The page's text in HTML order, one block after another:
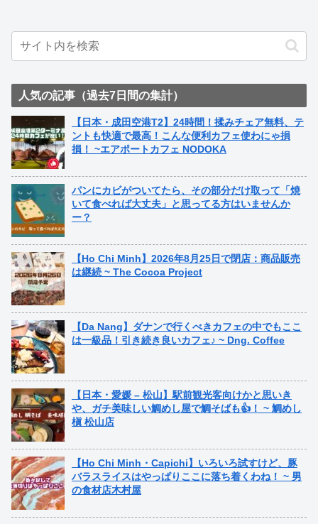
人気の記事（過去7日間の集計）
【日本・成田空港T2】24時間！揉みチェア無料、テ
ントも快適で最高！こんな便利カフェ使わにゃ損
損！ ~エアポートカフェ NODOKA
パンにカビがついてたら、その部分だけ取って「焼
いて食べれば大丈夫」と思ってる方はいませんか
ー？
【Ho Chi Minh】2026年8月25日で閉店：商品販売
は継続 ~ The Cocoa Project
【Da Nang】ダナンで行くべきカフェの中でもここ
は一級品！引き続き良いカフェ♪ ~ Dng. Coffee
【日本・愛媛 – 松山】駅前観光客向けかと思いき
や、ガチ美味しい鯛めし屋で鯛そばも👍！ ~ 鯛めし
槇 松山店
【Ho Chi Minh・Capichi】いろいろ試すけど、豚
バラスライスはやっぱりここに落ち着くわね！ ~ 男
の食材店木村屋